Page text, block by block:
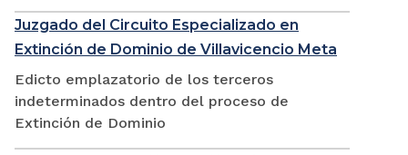
Juzgado del Circuito Especializado en
Extinción de Dominio de Villavicencio Meta
Edicto emplazatorio de los terceros
indeterminados dentro del proceso de
Extinción de Dominio